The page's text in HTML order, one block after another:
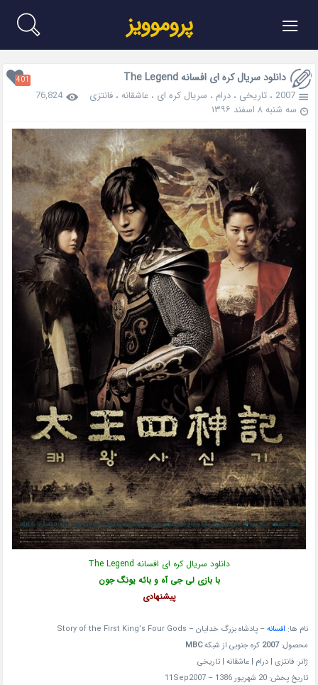
≡ پروموویز
دانلود سریال کره ای افسانه The Legend 401
2007 ،تاریخی ،درام ، سریال کره ای ،عاشقانه ،فانتزی
76,824
سه شنبه ۸ اسفند ۱۳۹۶
دانلود سریال کره ای افسانه The Legend
با بازی لی جی آه و بائه یونگ جون
پیشنهادی
نام ها: افسانه– پادشاه بزرگ خدایان – Story of the First King’s Four Gods
محصول:2007 کره جنوبی از شبکهMBC
ژانر: فانتزی | درام | عاشقانه | تاریخی
تاریخ پخش: 20 شهریور 1386 – 11Sep2007